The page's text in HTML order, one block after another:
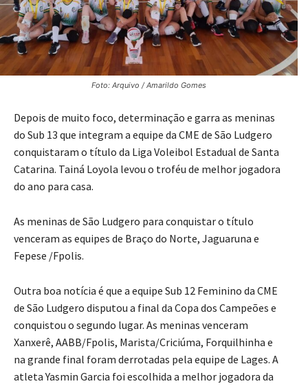
Foto: Arquivo / Amarildo Gomes
Depois de muito foco, determinação e garra as meninas
do Sub 13 que integram a equipe da CME de São Ludgero
conquistaram o título da Liga Voleibol Estadual de Santa
Catarina. Tainá Loyola levou o troféu de melhor jogadora
do ano para casa.
As meninas de São Ludgero para conquistar o título
venceram as equipes de Braço do Norte, Jaguaruna e
Fepese /Fpolis.
Outra boa notícia é que a equipe Sub 12 Feminino da CME
de São Ludgero disputou a final da Copa dos Campeões e
conquistou o segundo lugar. As meninas venceram
Xanxerê, AABB/Fpolis, Marista/Criciúma, Forquilhinha e
na grande final foram derrotadas pela equipe de Lages. A
atleta Yasmin Garcia foi escolhida a melhor jogadora da